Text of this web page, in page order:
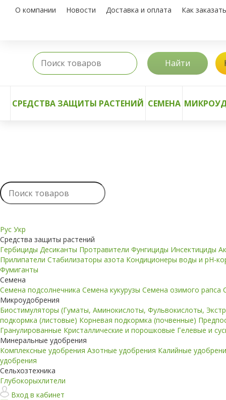
О компании Новости Доставка и оплата Как заказать
Найти
СРЕДСТВА ЗАЩИТЫ РАСТЕНИЙ СЕМЕНА
Рус Укр
Средства защиты растений
Гербициды Десиканты Протравители Фунгициды Инсектициды
Прилипатели Стабилизаторы азота Кондиционеры воды и pH-
Фумиганты
Семена
Семена подсолнечника Семена кукурузы Семена озимого рапса
Микроудобрения
Биостимуляторы (Гуматы, Аминокислоты, Фульвокислоты,
подкормка (листовые) Корневая подкормка (почвенные)
Гранулированные Кристаллические и порошковые Гелевые и
Минеральные удобрения
Комплексные удобрения Азотные удобрения Калийные
удобрения
Сельхозтехника
Глубокорыхлители
Вход в кабинет